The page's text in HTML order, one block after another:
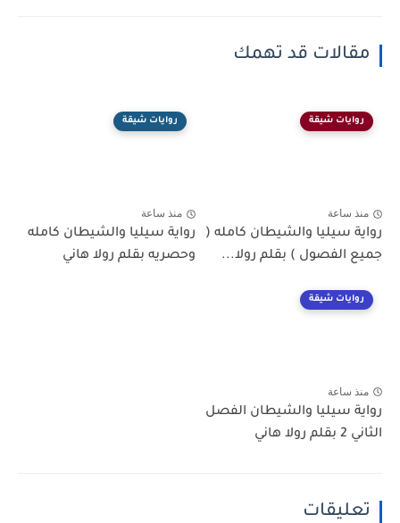
مقالات قد تهمك
روايات شيقة
منذ ساعة
رواية سيليا والشيطان كامله (
جميع الفصول ) بقلم رولا...
روايات شيقة
منذ ساعة
رواية سيليا والشيطان كامله
وحصريه بقلم رولا هاني
روايات شيقة
منذ ساعة
رواية سيليا والشيطان الفصل
الثاني 2 بقلم رولا هاني
تعليقات